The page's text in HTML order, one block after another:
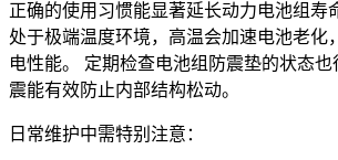
正确的使用习惯能显著延长动力电池组寿
处于极端温度环境，高温会加速电池老化
电性能。 定期检查电池组防震垫的状态也
震能有效防止内部结构松动。
日常维护中需特别注意：